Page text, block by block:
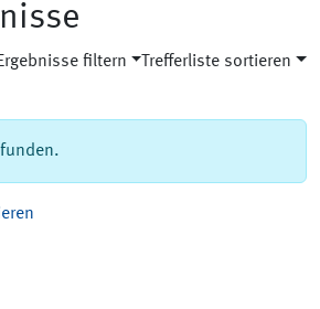
filtern Trefferliste sortieren